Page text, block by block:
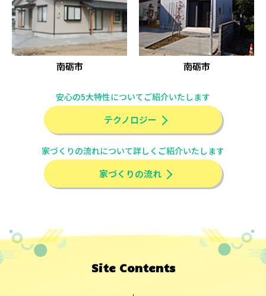
南砺市 南砺市
安心の5大特性についてご紹介いたします
テクノロジー
家づくりの流れについて詳しくご紹介いたします
家づくりの流れ
Site Contents